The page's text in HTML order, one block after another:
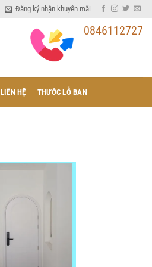
Đăng ký nhận khuyến mãi
0846112727
LIÊN HỆ THƯỚC LỖ BAN